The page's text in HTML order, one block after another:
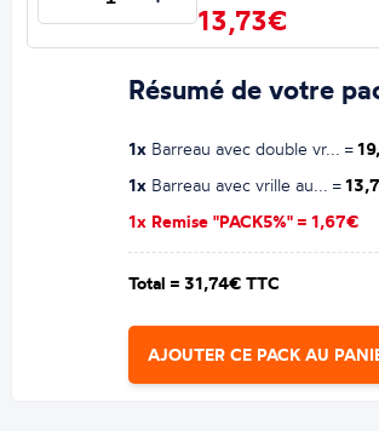
13,73€
Résumé de votre
1x Barreau avec double vr... =
1x Barreau avec vrille au... =
1x Remise "PACK5%" = 1,67€
Total = 31,74€ TTC
AJOUTER CE PACK AU